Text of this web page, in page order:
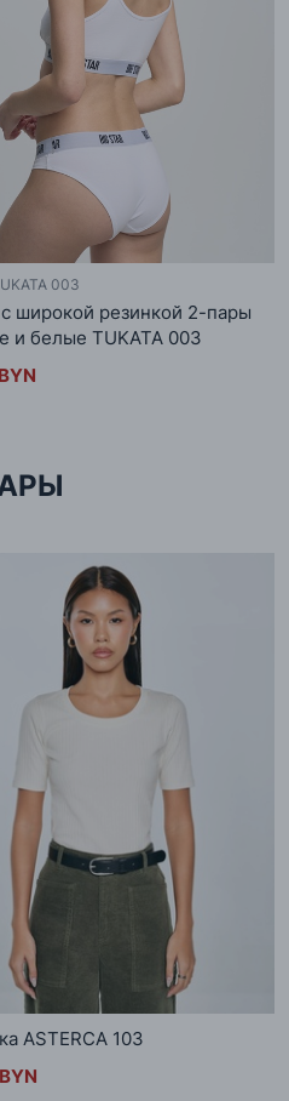
003
широкой резинкой 2-пары
и белые TUKATA 003
ASTERCA 103